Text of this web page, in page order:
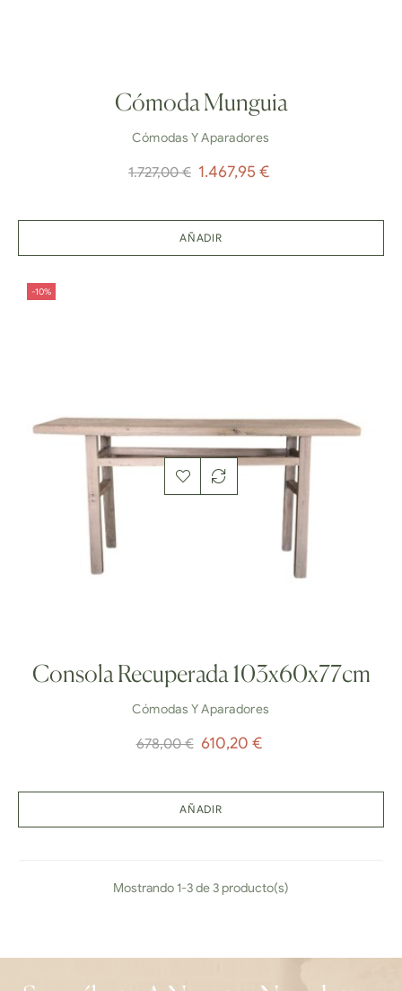
Cómoda Munguia
Cómodas Y Aparadores
Precio
1.727,00 € Precio
1.467,95 €
AÑADIR
-10%
Consola Recuperada 103x60x77cm
Cómodas Y Aparadores
Precio
678,00 € Precio
610,20 €
AÑADIR
Mostrando 1-3 de 3 producto(s)